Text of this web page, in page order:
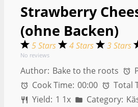
Strawberry
(ohne Backen)
5 Stars 4 Stars 3 Stars
No reviews
Author: Bake to the roots
Cook Time: 00:00 Total
Yield: 1 1x Category: